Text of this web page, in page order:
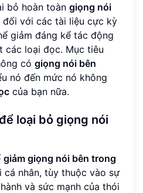
bỏ hoàn toàn giọng nói
đối với các tài liệu cực kỳ
giảm đáng kể tác động
các loại đọc. Mục tiêu
có giọng nói bên
nó đến mức nó không
của bạn nữa.
loại bỏ giọng nói
giảm giọng nói bên trong
cá nhân, tùy thuộc vào sự
và sức mạnh của thói